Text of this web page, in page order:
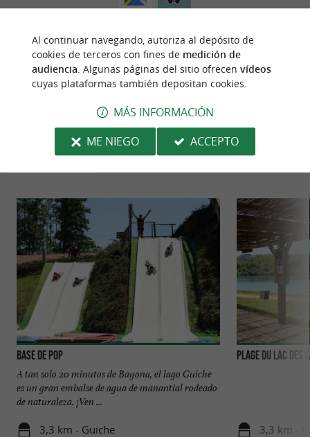
PARA DESCUBRIRALREDEDOR
Base de Pop
A tan solo 20 minutos de Bayona, el lago Guiche
es un gran embalse de agua de manantial rodeado
de naturaleza. ¡Ven ...
3,3 km - Guiche
Plage du Lac des
3,3 km -
Al continuar navegando, autoriza al depósito de
cookies de terceros con fines de medición de
audiencia . Algunas páginas del sitio ofrecen vídeos
cuyas plataformas también depositan cookies.
MÁS INFORMACIÓN
ME NIEGO
ACCEPTO